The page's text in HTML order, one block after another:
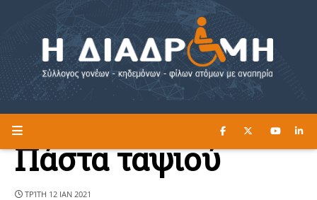
Η ΔΙΑΔΡΟΜΗ ΔΙΑΒΑΣΤΕ ΕΔΩ ►
Πάστα ταψιού
ΤΡΊΤΗ 12 ΙΑΝ 2021